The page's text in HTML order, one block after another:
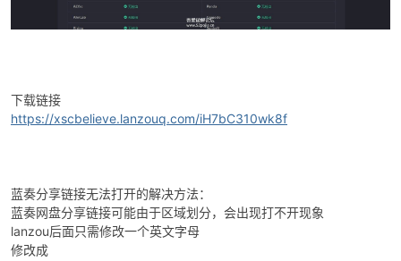
52
下载链接
https://xscbelieve.lanzouq.com/iH7bC310wk8f
蓝奏分享链接无法打开的解决方法：
蓝奏网盘分享链接可能由于区域划分，会出现打不开现象
lanzou后面只需修改一个英文字母
修改成